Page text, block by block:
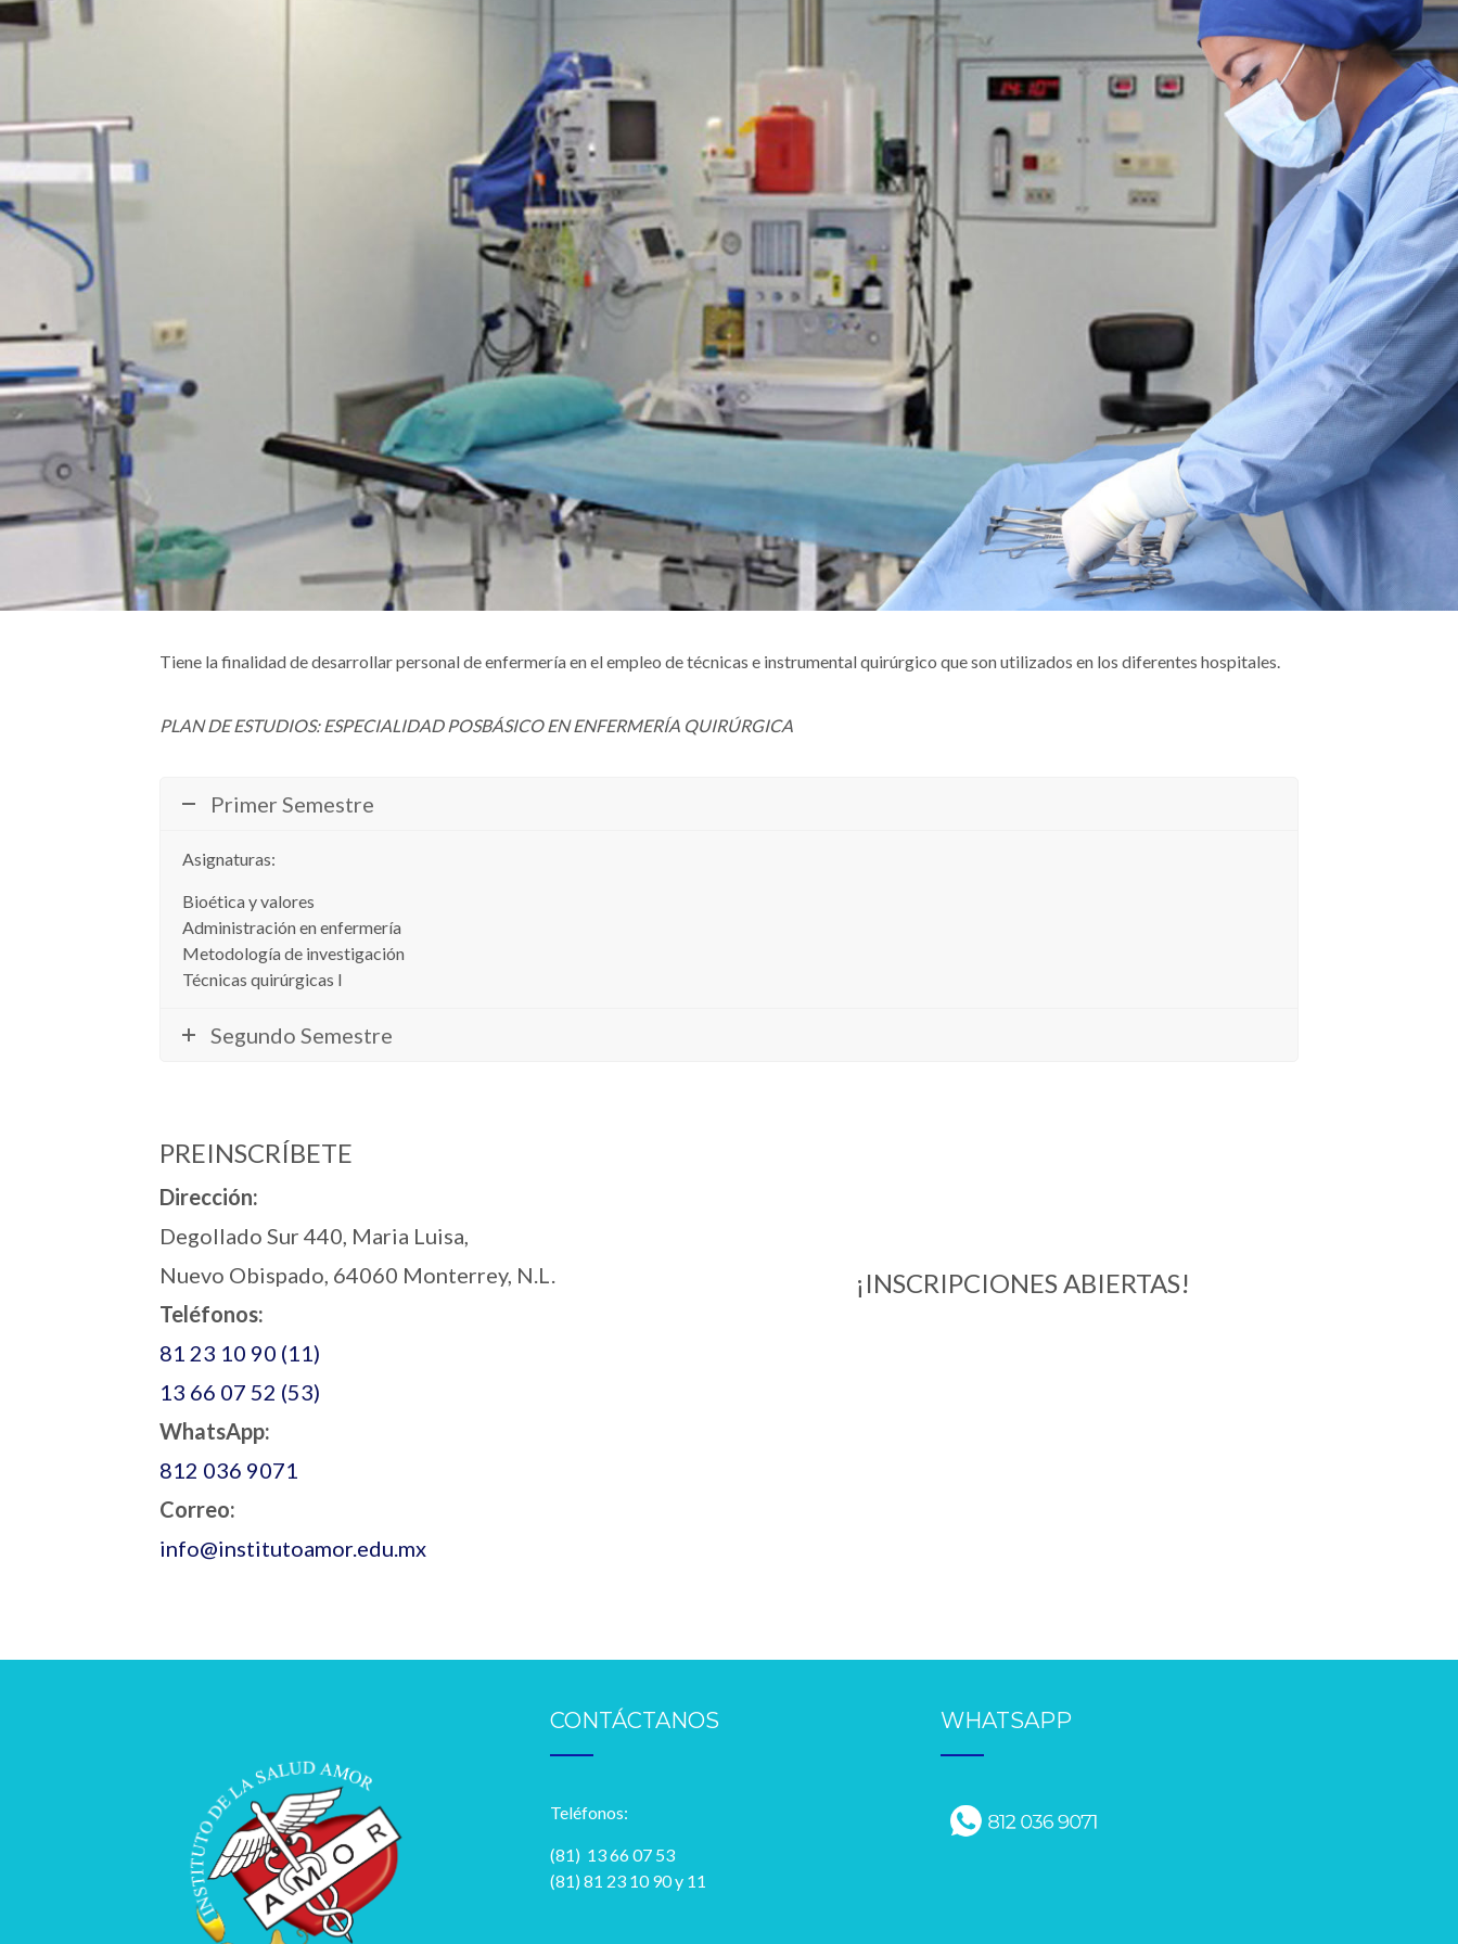
Tiene la finalidad de desarrollar personal de enfermería en el empleo de técnicas e instrumental quirúrgico que son utilizados en los diferentes hospitales.
PLAN DE ESTUDIOS: ESPECIALIDAD POSBÁSICO EN ENFERMERÍA QUIRÚRGICA
Primer Semestre
Asignaturas:
Bioética y valores
Administración en enfermería
Metodología de investigación
Técnicas quirúrgicas I
Segundo Semestre
PREINSCRÍBETE
Dirección:
Degollado Sur 440, Maria Luisa,
Nuevo Obispado, 64060 Monterrey, N.L.
Teléfonos:
81 23 10 90 (11)
13 66 07 52 (53)
WhatsApp:
812 036 9071
Correo:
info@institutoamor.edu.mx
¡INSCRIPCIONES ABIERTAS!
CONTÁCTANOS
Teléfonos:
(81) 13 66 07 53
(81) 81 23 10 90 y 11
WHATSAPP